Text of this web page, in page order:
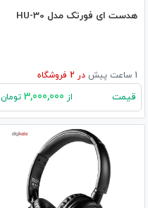
هدست ای فورتک مدل HU-30
1 ساعت پیش در فروشگاه
قیمت از تومان